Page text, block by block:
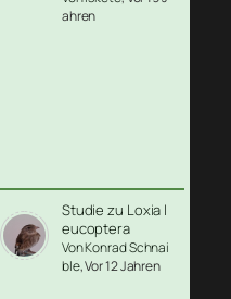
ahren
Studie zu Loxia l
eucoptera
Von Konrad Schnai
ble, Vor 12 Jahren